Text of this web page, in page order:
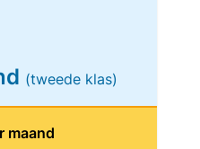
(tweede klas)
maand